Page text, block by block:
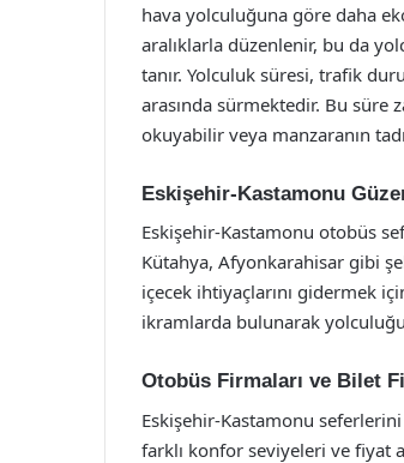
hava yolculuğuna göre daha
aralıklarla düzenlenir, bu da
tanır. Yolculuk süresi, trafik
arasında sürmektedir. Bu süre
okuyabilir veya manzaranın
Eskişehir-Kastamonu
Eskişehir-Kastamonu otobüs
Kütahya, Afyonkarahisar gibi
içecek ihtiyaçlarını gidermek
ikramlarda bulunarak
Otobüs Firmaları ve Bilet
Eskişehir-Kastamonu
farklı konfor seviyeleri ve fiyat